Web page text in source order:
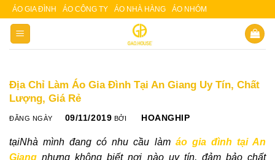
Skip
content
ÁO GIA ĐÌNH ÁO CÔNG TY ÁO NHÀ HÀNG ÁO NHÓM
Địa Chỉ Làm Áo Gia Đình Tại An Giang Uy Tín, Chất
Lượng, Giá Rẻ
ĐĂNG NGÀY 09/11/2019 BỞI HOANGHIP
tạiNhà mình đang có nhu cầu làm áo gia đình tại An
Giang nhưng không biết nơi nào uy tín, đảm bảo chất